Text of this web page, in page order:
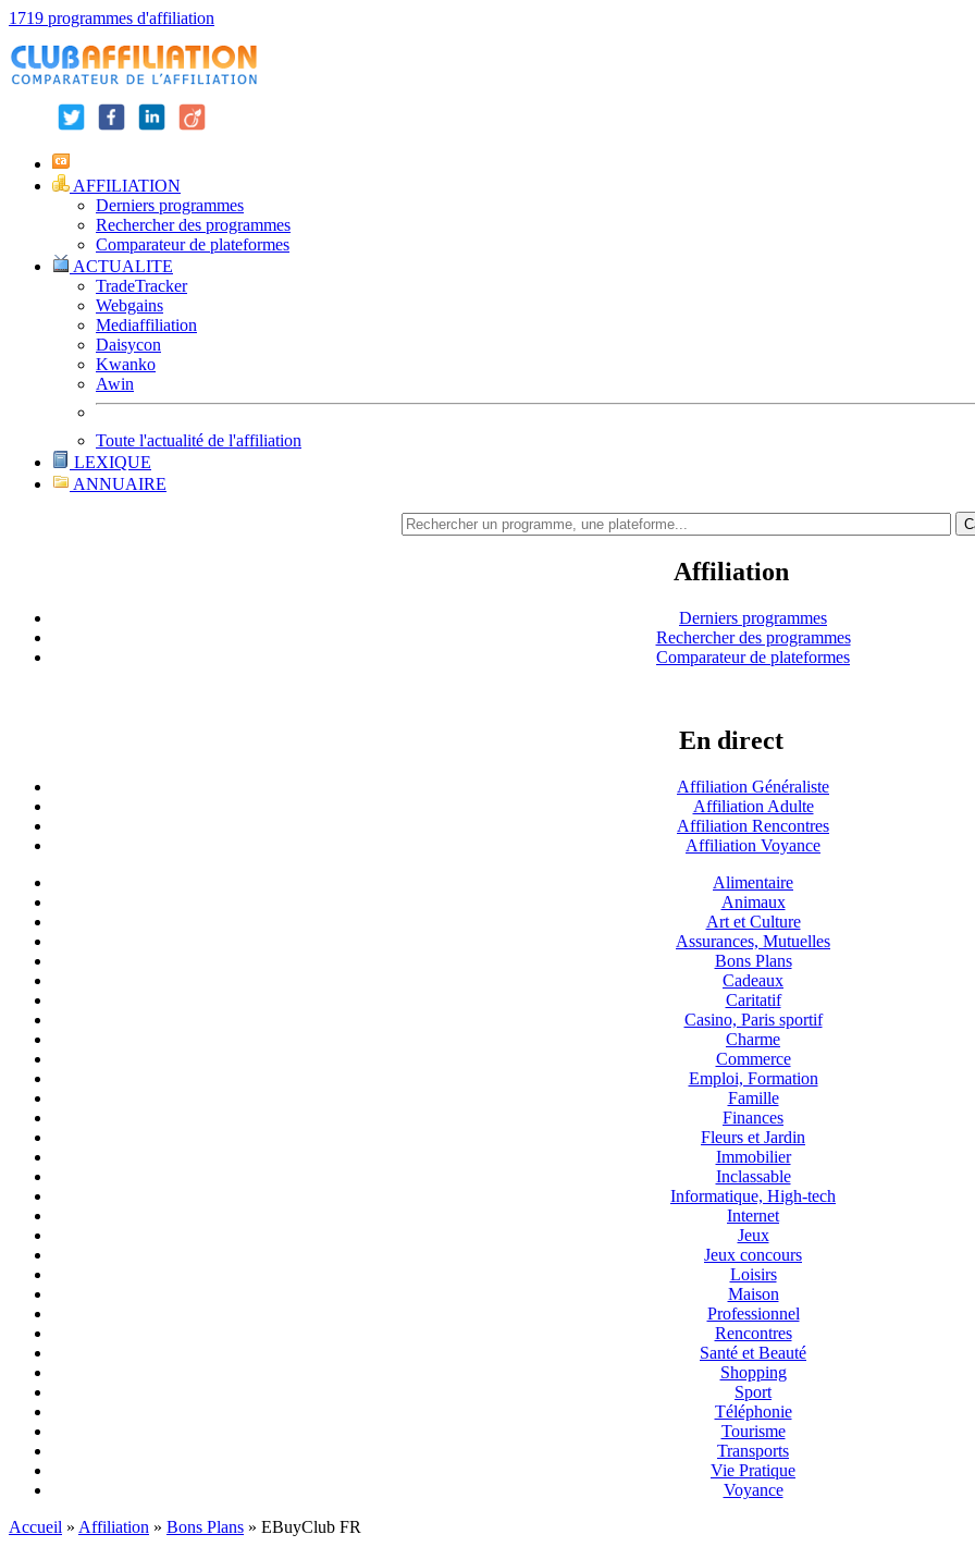
1719 programmes d'affiliation
AFFILIATION
Derniers programmes
Rechercher des programmes
Comparateur de plateformes
ACTUALITE
TradeTracker
Webgains
Mediaffiliation
Daisycon
Kwanko
Awin
Toute l'actualité de l'affiliation
LEXIQUE
ANNUAIRE
Affiliation
Derniers programmes
Rechercher des programmes
Comparateur de plateformes
En direct
Affiliation Généraliste
Affiliation Adulte
Affiliation Rencontres
Affiliation Voyance
Alimentaire
Animaux
Art et Culture
Assurances, Mutuelles
Bons Plans
Cadeaux
Caritatif
Casino, Paris sportif
Charme
Commerce
Emploi, Formation
Famille
Finances
Fleurs et Jardin
Immobilier
Inclassable
Informatique, High-tech
Internet
Jeux
Jeux concours
Loisirs
Maison
Professionnel
Rencontres
Santé et Beauté
Shopping
Sport
Téléphonie
Tourisme
Transports
Vie Pratique
Voyance
Accueil » Affiliation » Bons Plans » EBuyClub FR